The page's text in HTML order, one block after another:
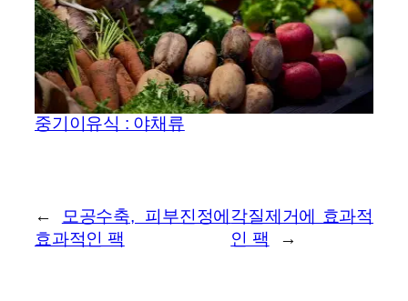
중기이유식 : 야채류
←
모공수축, 피부진정에
효과적인 팩
각질제거에 효과적
인 팩
→